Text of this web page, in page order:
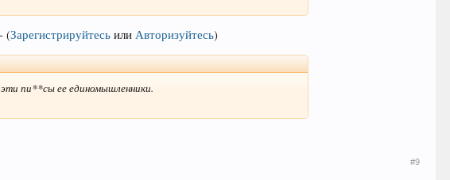
-(Зарегистрируйтесь илиАвторизуйтесь)
пи**сы ее единомышленники.
#9